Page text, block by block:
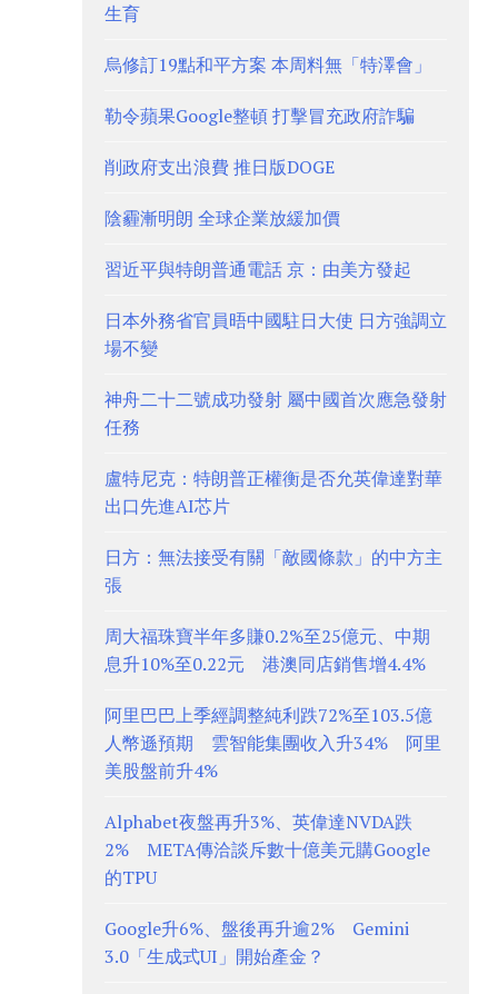
生育
烏修訂19點和平方案 本周料無「特澤會」
勒令蘋果Google整頓 打擊冒充政府詐騙
削政府支出浪費 推日版DOGE
陰霾漸明朗 全球企業放緩加價
習近平與特朗普通電話 京：由美方發起
日本外務省官員晤中國駐日大使 日方強調立
場不變
神舟二十二號成功發射 屬中國首次應急發射
任務
盧特尼克：特朗普正權衡是否允英偉達對華
出口先進AI芯片
日方：無法接受有關「敵國條款」的中方主
張
周大福珠寶半年多賺0.2%至25億元、中期
息升10%至0.22元 港澳同店銷售增4.4%
阿里巴巴上季經調整純利跌72%至103.5億
人幣遜預期 雲智能集團收入升34% 阿里
美股盤前升4%
Alphabet夜盤再升3%、英偉達NVDA跌
2% META傳洽談斥數十億美元購Google
的TPU
Google升6%、盤後再升逾2% Gemini
3.0「生成式UI」開始產金？